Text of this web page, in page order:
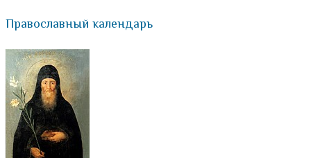
Православный календарь